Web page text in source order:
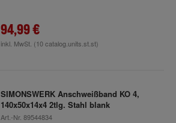
94,99 €
inkl. MwSt. (10 catalog.units.st.st)
SIMONSWERK Anschweißband KO 4,
140x50x14x4 2tlg. Stahl blank
Art.-Nr. 89544834